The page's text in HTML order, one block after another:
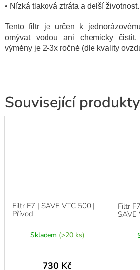
Související produkty
Filtr F7 | SAVE VTC 500 |
Přívod
Skladem (>20 ks)
730 Kč
Filtr
SAVE
• Nízká tlaková ztráta a delší životnost.
Tento filtr je určen k
omývat vodou ani chemicky čistit.
výměny je 2-3x ročně (dle kvality